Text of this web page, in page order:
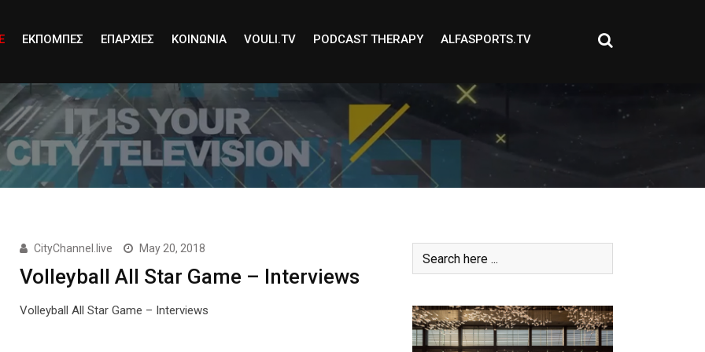
ΕΚΠΟΜΠΕΣ ΕΠΑΡΧΙΕΣ ΚΟΙΝΩΝΙΑ VOULI.TV PODCAST THERAPY ALFASPORTS.TV
CityChannel.live May 20, 2018
Volleyball All Star Game – Interviews
Volleyball All Star Game – Interviews